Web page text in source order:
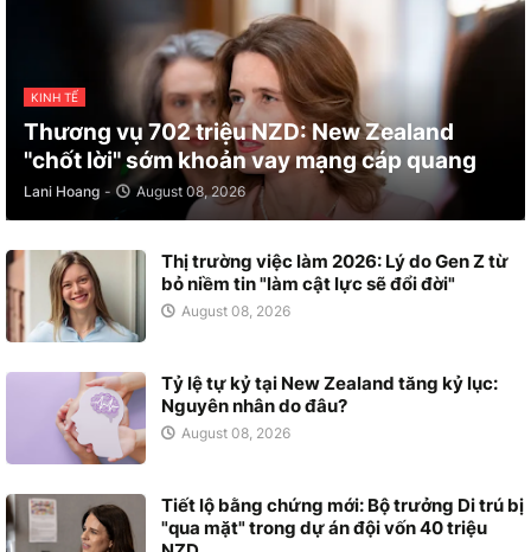
KINH TẾ
Thương vụ 702 triệu NZD: New Zealand
"chốt lời" sớm khoản vay mạng cáp quang
Lani Hoang - August 08, 2026
Thị trường việc làm 2026: Lý do Gen Z từ
bỏ niềm tin "làm cật lực sẽ đổi đời"
August 08, 2026
Tỷ lệ tự kỷ tại New Zealand tăng kỷ lục:
Nguyên nhân do đâu?
August 08, 2026
Tiết lộ bằng chứng mới: Bộ trưởng Di trú bị
"qua mặt" trong dự án đội vốn 40 triệu